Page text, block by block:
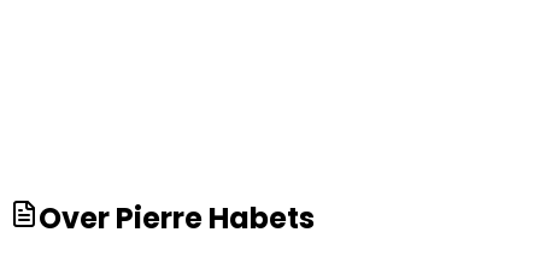
OverPierre Habets